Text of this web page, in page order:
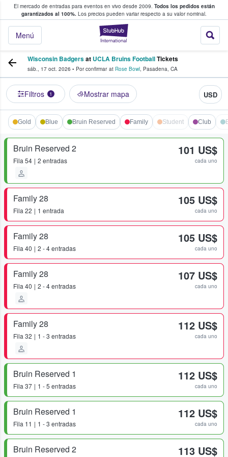
El mercado de entradas para eventos en vivo desde 2009. Todos los pedidos están
garantizados al 100%. Los precios pueden variar respecto a su valor nominal.
StubHub:
Menú
y venta de entradas entre fans
Wisconsin Badgersat UCLA Bruins FootballTickets
sáb., 17 oct. 2026 • Por confirmar at Rose Bowl, Pasadena, CA
Filtros 1 Mostrar mapa USD
Gold Blue Bruin Reserved Family Student Club
Bruin Reserved 2
Fila 54 2 entradas
101 US$
cada uno
Family 28
Fila 22 1 entrada
105 US$
cada uno
Family 28
Fila 40 2 - 4 entradas
105 US$
cada uno
Family 28
Fila 40 2 - 4 entradas
107 US$
cada uno
Family 28
Fila 32 1 - 3 entradas
112 US$
cada uno
Bruin Reserved 1
Fila 37 1 - 5 entradas
112 US$
cada uno
Bruin Reserved 1
Fila 11 1 - 3 entradas
112 US$
cada uno
Bruin Reserved 2 113 US$